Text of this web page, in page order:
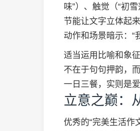
味”）、触觉（“初
节能让文字立体起
动作和场景暗示：“
适当运用比喻和象
不在于句句押韵，
一日三餐，实则是
立意之巅：
优秀的“完美生活作